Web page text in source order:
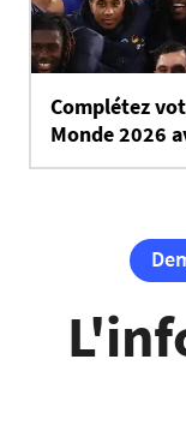
Complétez
Monde 2026